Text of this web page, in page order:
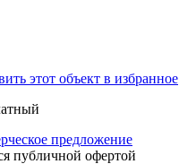
этот объект в избранное
предложение
публичной офертой